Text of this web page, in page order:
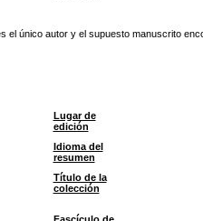
el único autor y el supuesto manuscrito
Lugar de
edición
Idioma del
resumen
Título de la
colección